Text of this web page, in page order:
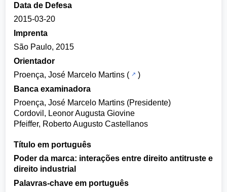
Data de Defesa
2015-03-20
Imprenta
São Paulo, 2015
Orientador
Proença, José Marcelo Martins (
)
Banca examinadora
Proença, José Marcelo Martins (Presidente)
Cordovil, Leonor Augusta Giovine
Pfeiffer, Roberto Augusto Castellanos
Título em português
Poder da marca: interações entre direito antitruste e
direito industrial
Palavras-chave em português